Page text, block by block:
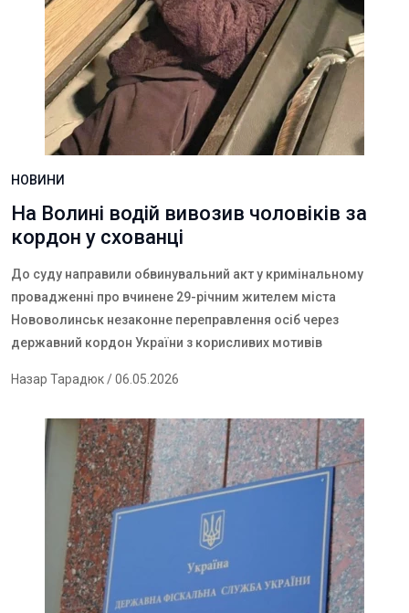
НОВИНИ
На Волині водій вивозив чоловіків за
кордон у схованці
До суду направили обвинувальний акт у кримінальному
провадженні про вчинене 29-річним жителем міста
Нововолинськ незаконне переправлення осіб через
державний кордон України з корисливих мотивів
Назар Тарадюк/ 06.05.2026